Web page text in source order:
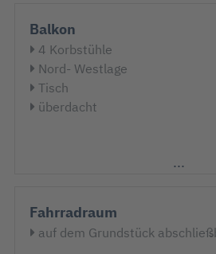
Balkon
4 Korbstühle
Nord- Westlage
Tisch
überdacht
Fahrradraum
auf dem Grundstück